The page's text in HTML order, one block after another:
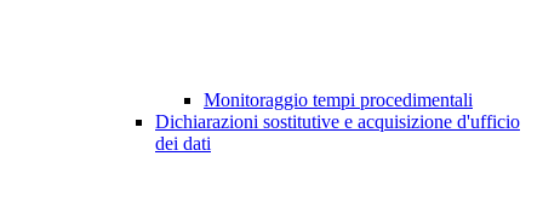
Monitoraggio tempi procedimentali
Dichiarazioni sostitutive e acquisizione d'ufficio
dei dati